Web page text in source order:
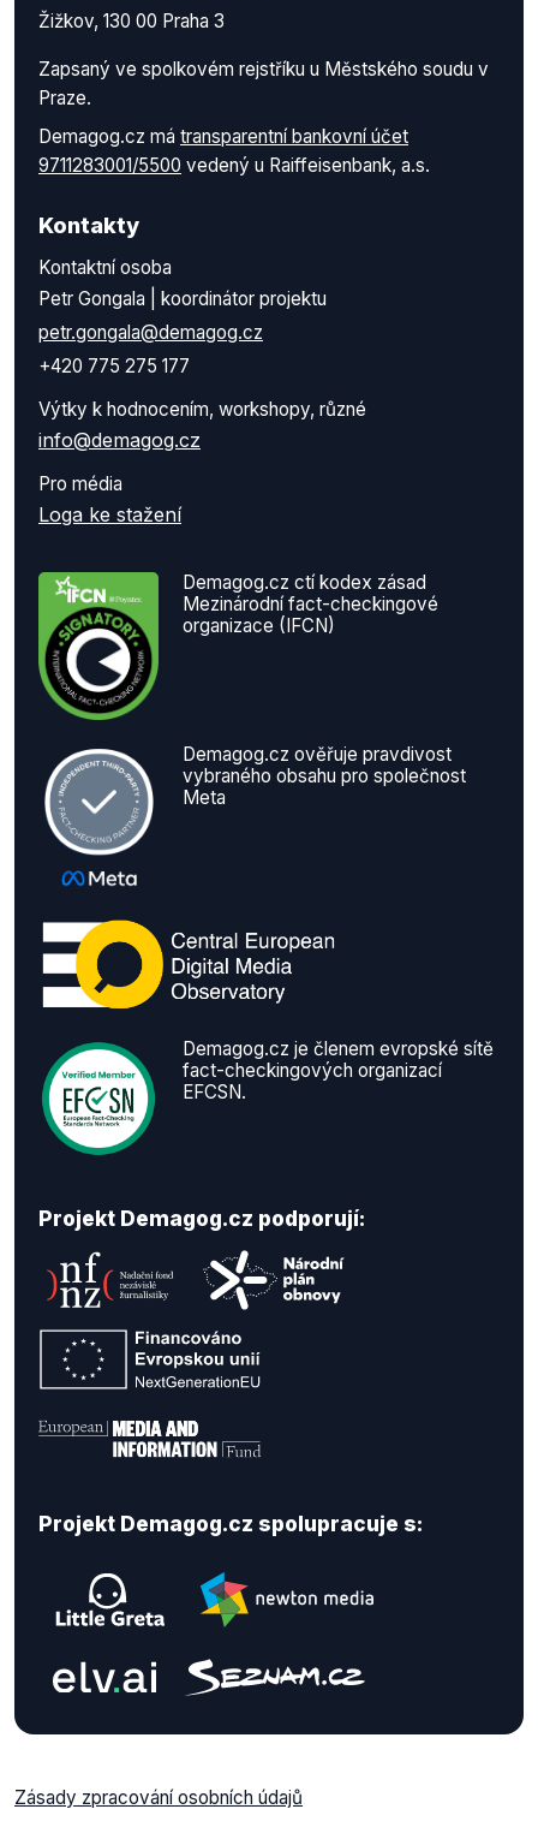
Žižkov, 130 00 Praha 3
Zapsaný ve spolkovém rejstříku u Městského soudu v
Praze.
Demagog.cz má transparentní bankovní účet
9711283001/5500 vedený u Raiffeisenbank, a.s.
Kontakty
Kontaktní osoba
Petr Gongala | koordinátor projektu
petr.gongala@demagog.cz
+420 775 275 177
Výtky k hodnocením, workshopy, různé
info@demagog.cz
Pro média
Loga ke stažení
Demagog.cz ctí kodex zásad
Mezinárodní fact-checkingové
organizace (IFCN)
Demagog.cz ověřuje pravdivost
vybraného obsahu pro společnost
Meta
Demagog.cz je členem evropské sítě
fact-checkingových organizací
EFCSN.
Projekt Demagog.cz podporují:
Projekt Demagog.cz spolupracuje s:
Zásady zpracování osobních údajů